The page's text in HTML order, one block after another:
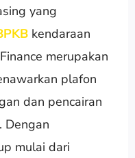
yang
kendaraan
merupakan
plafon
dan pencairan
Dengan
mulai dari